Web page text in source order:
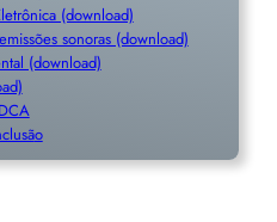
(download)
sonoras (download)
(download)
o